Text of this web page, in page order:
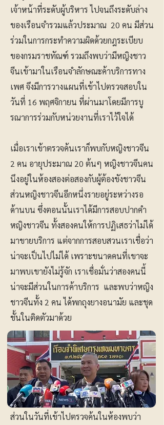
เจ้าหน้าที่ระดับผู้บริหาร ไปจนถึงระดับล่าง
ของเรือนจำรวมแล้วประมาณ 20 คน มีส่วน
ร่วมในการกระทำความผิดด้วยกฎระเบียบ
ของกรมราชทัณฑ์ รวมถึงพบว่ามีหญิงชาว
จีนเข้ามาในเรือนจำลักษณะค้าบริการทาง
เพศ จึงมีการวางแผนที่เข้าไปตรวจสอบใน
วันที่ 16 พฤศจิกายน ที่ผ่านมาโดยมีการบู
รณาการร่วมกับหน่วยงานที่เราไว้ใจได้
เมื่อเราเข้าตรวจค้นเราก็พบกับหญิงชาวจีน
2 คน อายุประมาณ 20 ต้นๆ หญิงชาวจีนคน
นึงอยู่ในห้องสองต่อสองกับผู้ต้องขังชาวจีน
ส่วนหญิงชาวจีนอีกหนึ่งรายอยู่ระหว่างรอ
ด้านบน ซึ่งตอนนั้นเราได้มีการสอบปากคำ
หญิงชาวจีน ทั้งสองคนให้การปฏิเสธว่าไม่ได้
มาขายบริการ แต่จากการสอบสวนเราเชื่อว่า
น่าจะเป็นไปไม่ได้ เพราะขนาดคนที่เขาจะ
มาพบเขายังไม่รู้จัก เราเชื่อมั่นว่าสองคนนี้
น่าจะมีส่วนในการค้าบริการ และพบว่าหญิง
ชาวจีนทั้ง 2 คน ได้พกถุงยางอนามัย และชุด
ชั้นในติดตัวมาด้วย
ส่วนในวันที่เข้าไปตรวจค้นในห้องพบว่า